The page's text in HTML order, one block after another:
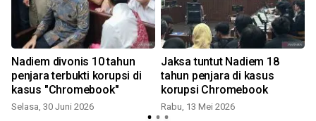
Nadiem divonis 10 tahun
penjara terbukti korupsi di
kasus "Chromebook"
Selasa, 30 Juni 2026
Jaksa tuntut Nadiem 18
tahun penjara di kasus
korupsi Chromebook
Rabu, 13 Mei 2026